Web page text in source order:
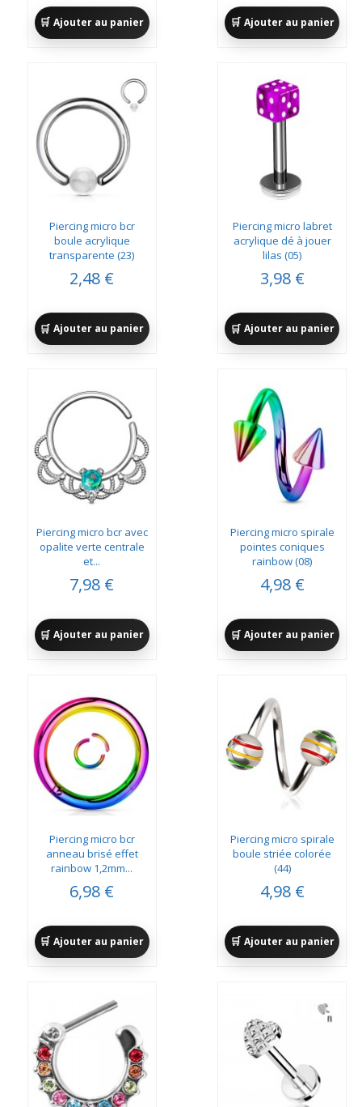
Ajouter au panier Ajouter au panier
Piercing micro bcr
boule acrylique
transparente (23)
2,48 €
Ajouter au panier
Piercing micro labret
acrylique dé à jouer
lilas (05)
3,98 €
Ajouter au panier
Piercing micro bcr avec
opalite verte centrale
et...
7,98 €
Ajouter au panier
Piercing micro spirale
pointes coniques
rainbow (08)
4,98 €
Ajouter au panier
Piercing micro bcr
anneau brisé effet
rainbow 1,2mm...
6,98 €
Ajouter au panier
Piercing micro spirale
boule striée colorée
(44)
4,98 €
Ajouter au panier